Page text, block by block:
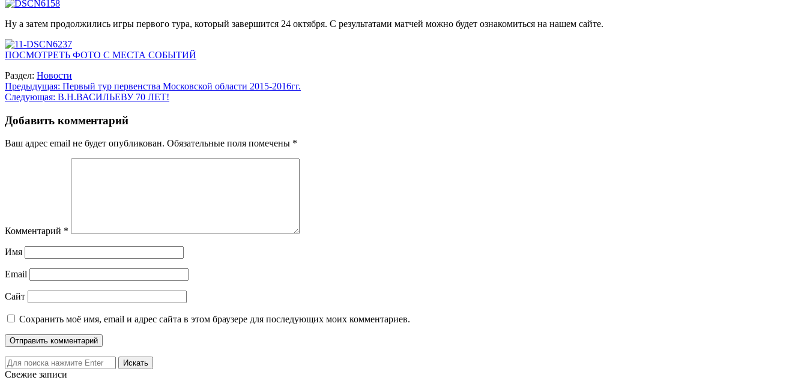
Ну а затем продолжились игры первого тура, который завершится 24 октября. С результатами матчей можно будет ознакомиться на нашем сайте.
ПОСМОТРЕТЬ ФОТО С МЕСТА СОБЫТИЙ
Раздел: Новости
Навигация
по
записям
Предыдущая: Первый тур первенства Московской области 2015-2016гг.
Следующая: В.Н.ВАСИЛЬЕВУ 70 ЛЕТ!
Добавить комментарий
Ваш адрес email не будет опубликован. Обязательные поля помечены *
Комментарий *
Имя
Email
Сайт
Сохранить моё имя, email и адрес сайта в этом браузере для последующих моих комментариев.
Свежие записи